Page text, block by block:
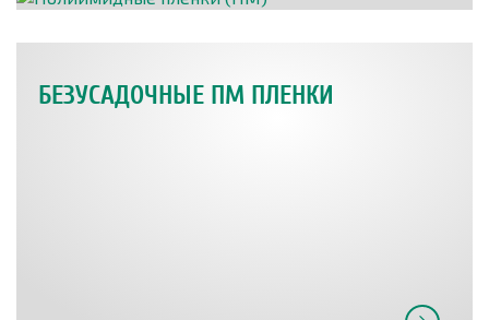
БЕЗУСАДОЧНЫЕ ПМ ПЛЕНКИ